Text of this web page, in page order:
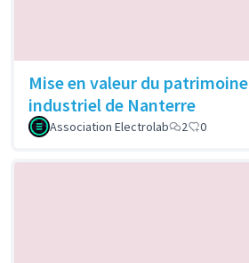
Mise en valeur du patrimoine
industriel de Nanterre
Association Electrolab 2 0